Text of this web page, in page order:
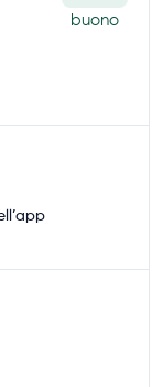
buono